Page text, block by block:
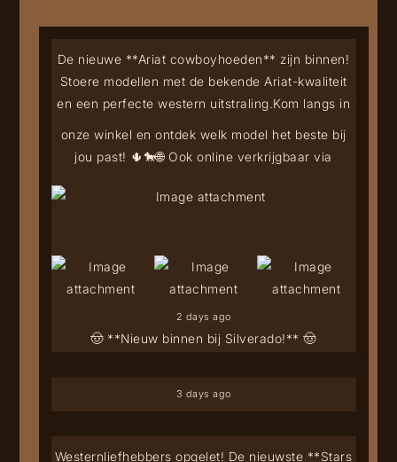
🤠 **Nieuw binnen bij Silverado!** 🤠
De nieuwe **Ariat cowboyhoeden** zijn binnen!
Stoere modellen met de bekende Ariat-kwaliteit
en een perfecte western uitstraling.Kom langs in
onze winkel en ontdek welk model het beste bij
jou past! 🌵🐎🌐 Ook online verkrijgbaar via
2 days ago
3 days ago
Westernliefhebbers opgelet! De nieuwste **Stars